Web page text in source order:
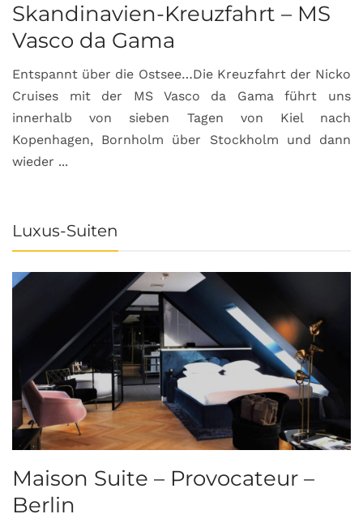
Skandinavien-Kreuzfahrt – MS
Vasco da Gama
Entspannt über die Ostsee…Die Kreuzfahrt der Nicko
Cruises mit der MS Vasco da Gama führt uns
innerhalb von sieben Tagen von Kiel nach
Kopenhagen, Bornholm über Stockholm und dann
wieder ...
Luxus-Suiten
Maison Suite – Provocateur –
Berlin